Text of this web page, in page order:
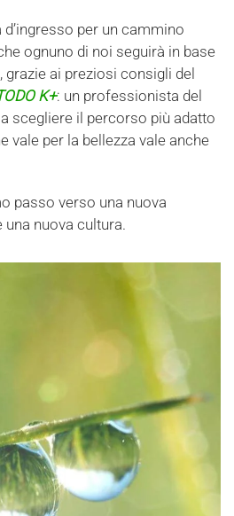
per un cammino
ognuno di noi seguirà in base
ai preziosi consigli del
K+: un professionista del
scegliere il percorso più adatto
vale per la bellezza vale anche
passo verso una nuova
nuova cultura.